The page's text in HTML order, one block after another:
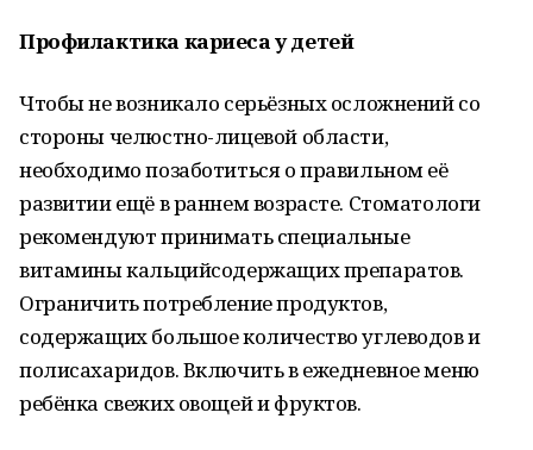
Профилактика кариеса у детей
Чтобы не возникало серьёзных осложнений со
стороны челюстно-лицевой области,
необходимо позаботиться о правильном её
развитии ещё в раннем возрасте. Стоматологи
рекомендуют принимать специальные
витамины кальцийсодержащих препаратов.
Ограничить потребление продуктов,
содержащих большое количество углеводов и
полисахаридов. Включить в ежедневное меню
ребёнка свежих овощей и фруктов.